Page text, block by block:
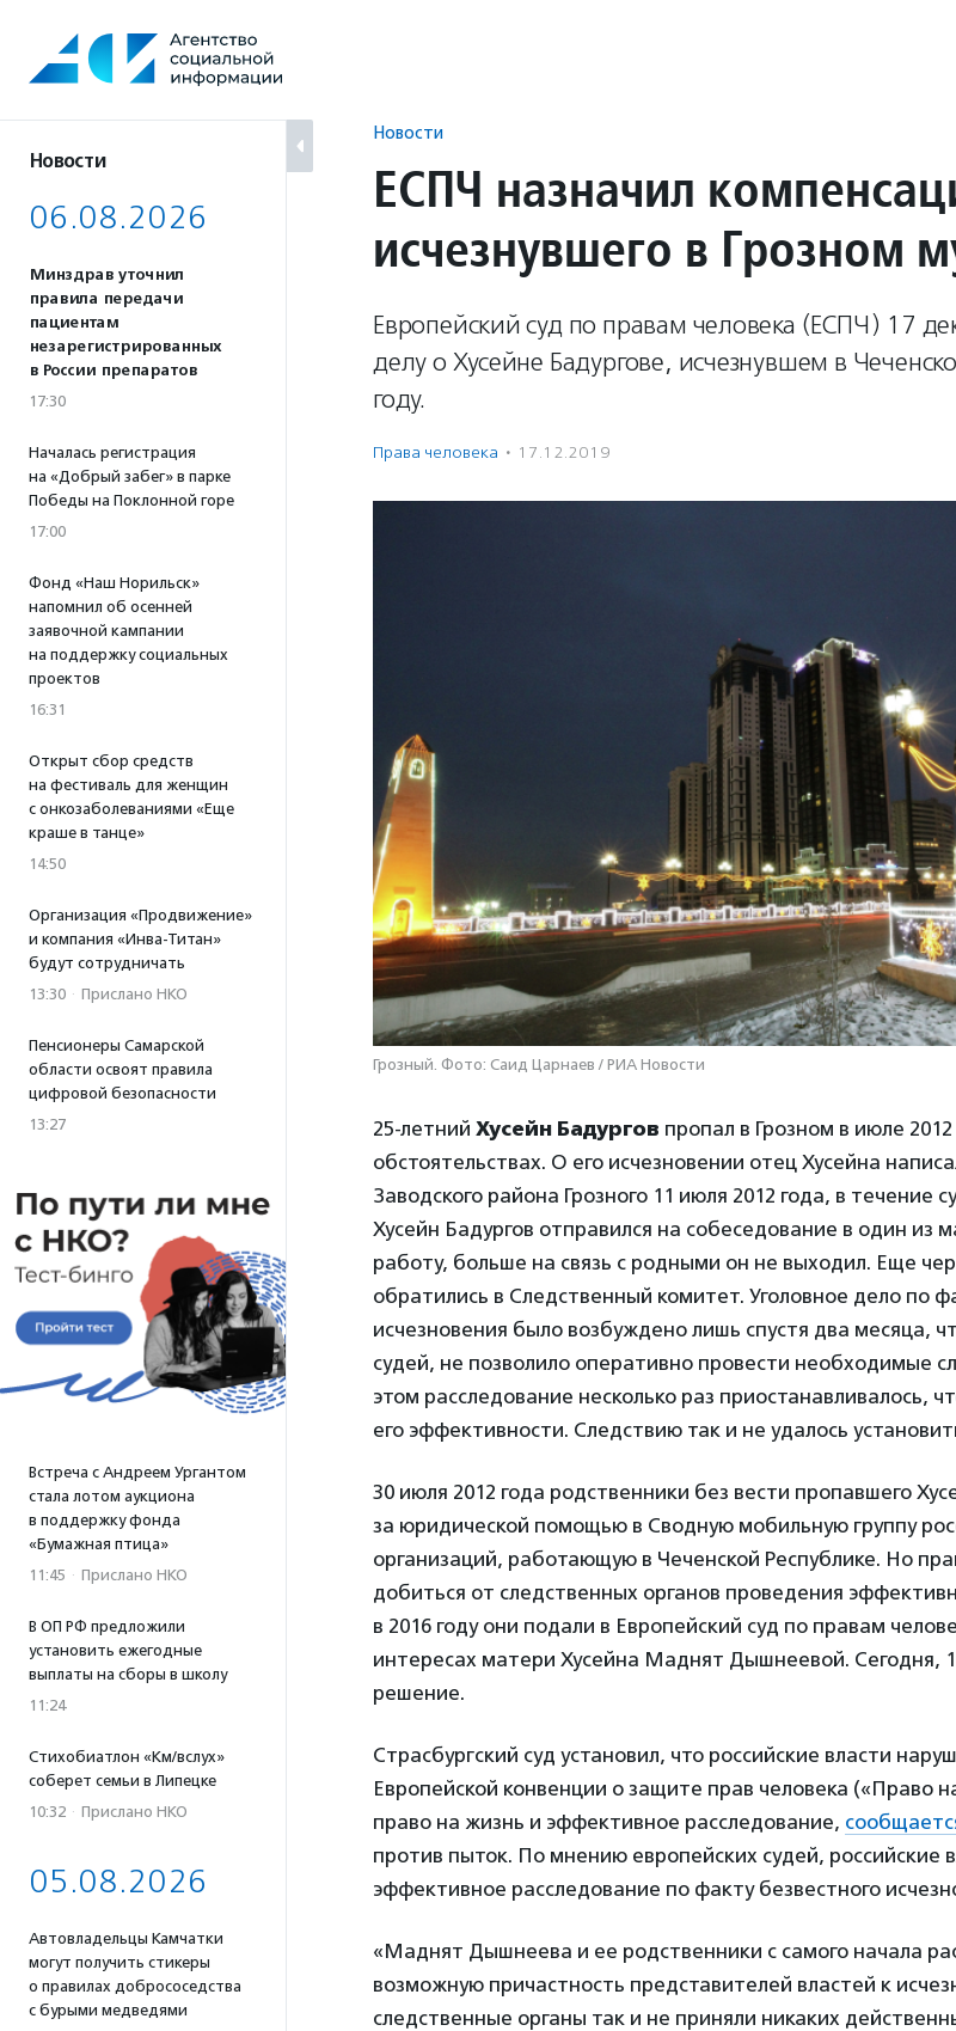
содержанию
Новости
06.08.2026
Минздрав уточнил
правила передачи
пациентам
незарегистрированных
в России препаратов
17:30
Началась регистрация
на «Добрый забег» в парке
Победы на Поклонной горе
17:00
Фонд «Наш Норильск»
напомнил об осенней
заявочной кампании
на поддержку социальных
проектов
16:31
Открыт сбор средств
на фестиваль для женщин
с онкозаболеваниями «Еще
краше в танце»
14:50
Организация «Продвижение»
и компания «Инва-Титан»
будут сотрудничать
13:30 · Прислано НКО
Пенсионеры Самарской
области освоят правила
цифровой безопасности
13:27
Встреча с Андреем Ургантом
стала лотом аукциона
в поддержку фонда
«Бумажная птица»
11:45 · Прислано НКО
В ОП РФ предложили
установить ежегодные
выплаты на сборы в школу
11:24
Стихобиатлон «Км/вслух»
соберет семьи в Липецке
10:32 · Прислано НКО
05.08.2026
Автовладельцы Камчатки
могут получить стикеры
о правилах добрососедства
с бурыми медведями
Новости
ЕСПЧ назначил
исчезнувшего в Грозном
Европейский суд по правам человека (ЕСПЧ) 17
делу о Хусейне Бадургове, исчезнувшем в
году.
Права человека · 17.12.2019
Грозный. Фото: Саид Царнаев / РИА Новости
25-летний Хусейн Бадургов пропал в Грозном в июле
обстоятельствах. О его исчезновении отец Хусейна
Заводского района Грозного 11 июля 2012 года, в течение
Хусейн Бадургов отправился на собеседование в один из
работу, больше на связь с родными он не выходил. Еще
обратились в Следственный комитет. Уголовное дело по
исчезновения было возбуждено лишь спустя два месяца,
судей, не позволило оперативно провести необходимые
этом расследование несколько раз приостанавливалось,
его эффективности. Следствию так и не удалось
30 июля 2012 года родственники без вести пропавшего
за юридической помощью в Сводную мобильную группу
организаций, работающую в Чеченской Республике. Но
добиться от следственных органов проведения
в 2016 году они подали в Европейский суд по правам
интересах матери Хусейна Маднят Дышнеевой. Сегодня,
решение.
Страсбургский суд установил, что российские власти
Европейской конвенции о защите прав человека («Право
право на жизнь и эффективное расследование,
против пыток. По мнению европейских судей, российские
эффективное расследование по факту безвестного
«Маднят Дышнеева и ее родственники с самого начала
возможную причастность представителей властей к
следственные органы так и не приняли никаких